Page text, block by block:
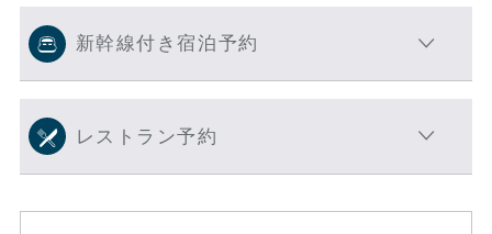
新幹線付き宿泊予約
レストラン予約